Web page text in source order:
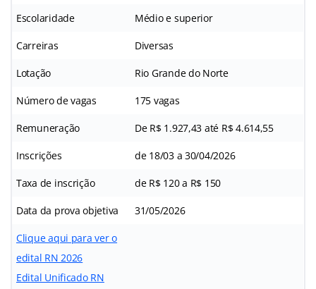
Escolaridade Médio e superior
Carreiras Diversas
Lotação Rio Grande do Norte
Número de vagas 175 vagas
Remuneração De R$ 1.927,43 até R$ 4.614,55
Inscrições de 18/03 a 30/04/2026
Taxa de inscrição de R$ 120 a R$ 150
Data da prova objetiva 31/05/2026
Clique aqui para ver o
edital RN 2026
Edital Unificado RN